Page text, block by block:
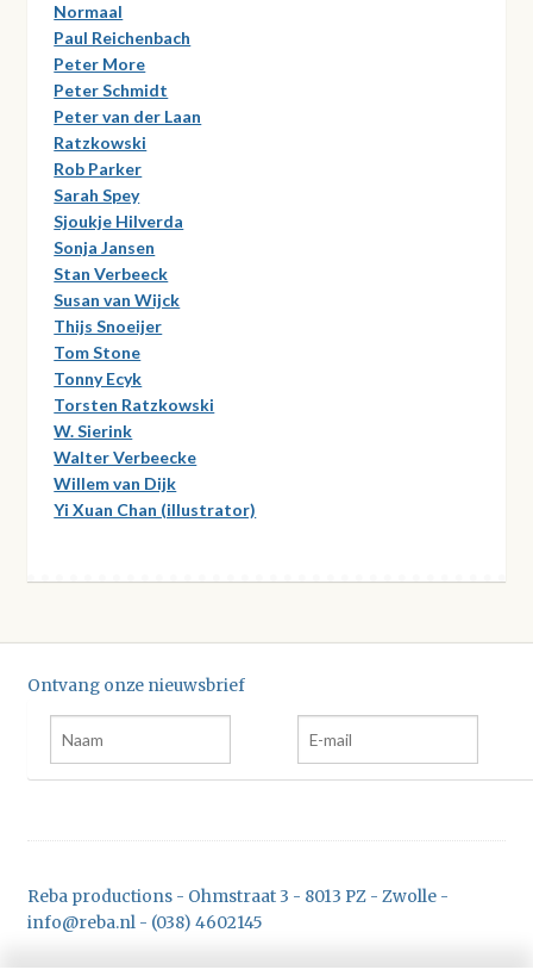
Normaal
Paul Reichenbach
Peter More
Peter Schmidt
Peter van der Laan
Ratzkowski
Rob Parker
Sarah Spey
Sjoukje Hilverda
Sonja Jansen
Stan Verbeeck
Susan van Wijck
Thijs Snoeijer
Tom Stone
Tonny Ecyk
Torsten Ratzkowski
W. Sierink
Walter Verbeecke
Willem van Dijk
Yi Xuan Chan (illustrator)
Ontvang onze nieuwsbrief
Reba productions - Ohmstraat 3 - 8013 PZ - Zwolle -
info@reba.nl - (038) 4602145